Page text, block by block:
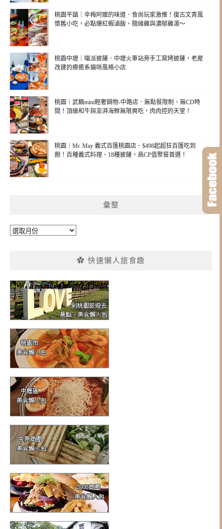
桃園平鎮｜辛梅阿嬤的味道．食尚玩家激推！復古文青風
懷舊小吃，必點爆紅蝦滷飯、隨緣雞與濃郁雞湯～
桃園中壢｜喵派披薩．中壢火車站旁手工窯烤披薩，老屋
改建的療癒系貓咪風格小店
桃園｜武鶴mini輕奢鍋物-中路店．無點餐限制、無CD時
間！頂級和牛與澎湃海鮮無限爽吃，肉肉控的天堂！
桃園｜Mr. May 義式百匯桃園店．$498起超狂百匯吃到
飽！百種義式料理、18種披薩，高CP值聚餐首選！
彙整
彙
✿ 快速懶人旅食趣